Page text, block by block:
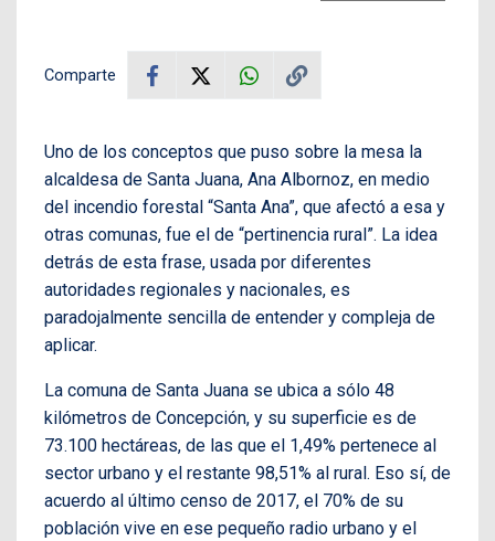
Comparte
Uno de los conceptos que puso sobre la mesa la
alcaldesa de Santa Juana, Ana Albornoz, en medio
del incendio forestal “Santa Ana”, que afectó a esa y
otras comunas, fue el de “pertinencia rural”. La idea
detrás de esta frase, usada por diferentes
autoridades regionales y nacionales, es
paradojalmente sencilla de entender y compleja de
aplicar.
La comuna de Santa Juana se ubica a sólo 48
kilómetros de Concepción, y su superficie es de
73.100 hectáreas, de las que el 1,49% pertenece al
sector urbano y el restante 98,51% al rural. Eso sí, de
acuerdo al último censo de 2017, el 70% de su
población vive en ese pequeño radio urbano y el